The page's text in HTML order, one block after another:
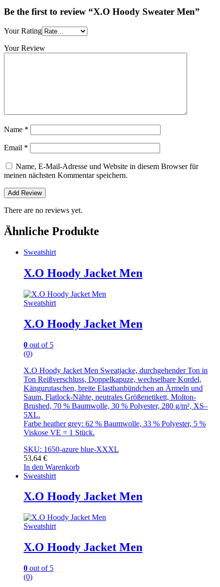
Be the first to review “X.O Hoody Sweater Men”
Your Rating
Your Review
Name *
Email *
Name, E-Mail-Adresse und Website in diesem Browser für
meinen nächsten Kommentar speichern.
There are no reviews yet.
Ähnliche Produkte
Sweatshirt
X.O Hoody Jacket Men
Sweatshirt
X.O Hoody Jacket Men
0 out of 5
(0)
X.O Hoody Jacket Men Sweatjacke, durchgehender Ton in
Ton Reißverschluss, Doppelkapuze, wechselbare Kordel,
Kängurutaschen, breite Elasthanbündchen an Ärmeln und
Saum, Flatlock-Nähte, neutrales Größenetikett, Molton-
Brushed, 70 % Baumwolle, 30 % Polyester, 280 g/m², XS–
5XL.
Farbe heather grey: 62 % Baumwolle, 33 % Polyester, 5 %
Viskose VE = 1 Stück.
SKU: 1650-azure blue-XXXL
53,64 €
In den Warenkorb
Sweatshirt
X.O Hoody Jacket Men
Sweatshirt
X.O Hoody Jacket Men
0 out of 5
(0)